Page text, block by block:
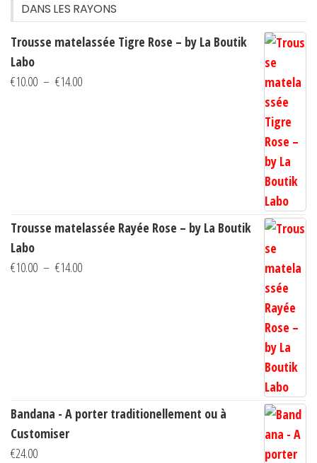
sur
la
DANS LES RAYONS
Trousse matelassée Tigre Rose – by La Boutik
Labo
€10.00 – €14.00Plage
Trousse matelassée Rayée Rose – by La Boutik
Labo
€10.00 – €14.00Plage
Bandana - A porter traditionellement ou à
Customiser
€24.00